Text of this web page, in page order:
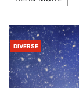
DIVERSE